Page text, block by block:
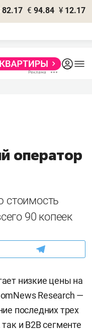
82.17 € 94.84 ¥ 12.17
оператор
стоимость
90 копеек
низкие цены на
Research —
последних трех
и B2B сегменте